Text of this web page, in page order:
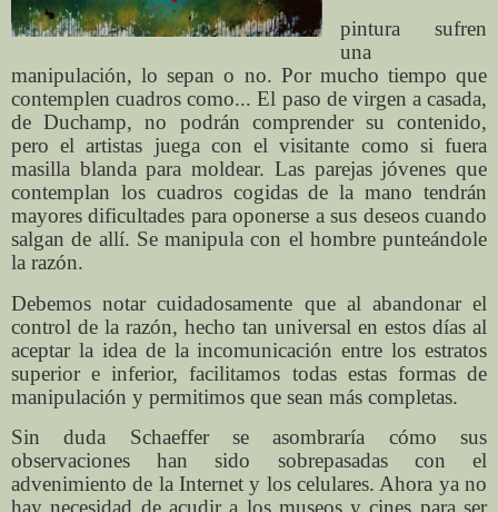
pintura sufren
una
manipulación, lo sepan o no. Por mucho tiempo que
contemplen cuadros como... El paso de virgen a casada,
de Duchamp, no podrán comprender su contenido,
pero el artistas juega con el visitante como si fuera
masilla blanda para moldear. Las parejas jóvenes que
contemplan los cuadros cogidas de la mano tendrán
mayores dificultades para oponerse a sus deseos cuando
salgan de allí. Se manipula con el hombre punteándole
la razón.
Debemos notar cuidadosamente que al abandonar el
control de la razón, hecho tan universal en estos días al
aceptar la idea de la incomunicación entre los estratos
superior e inferior, facilitamos todas estas formas de
manipulación y permitimos que sean más completas.
Sin duda Schaeffer se asombraría cómo sus
observaciones han sido sobrepasadas con el
advenimiento de la Internet y los celulares. Ahora ya no